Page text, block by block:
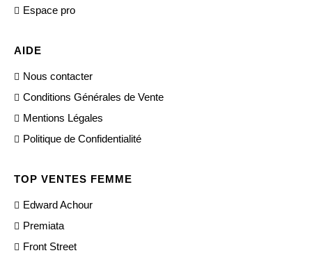
Espace pro
AIDE
Nous contacter
Conditions Générales de Vente
Mentions Légales
Politique de Confidentialité
TOP VENTES FEMME
Edward Achour
Premiata
Front Street